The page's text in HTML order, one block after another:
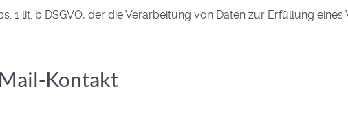
1 lit. b DSGVO, der die Verarbeitung von Daten zur Erfüllung eines
Kontakt